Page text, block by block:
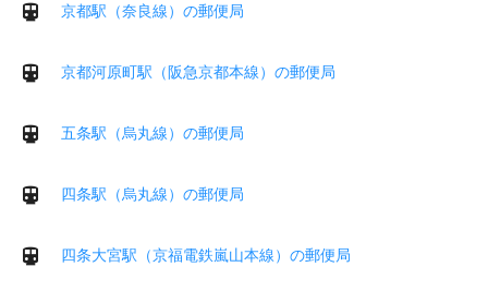
京都駅（奈良線）の郵便局
京都河原町駅（阪急京都本線）の郵便局
五条駅（烏丸線）の郵便局
四条駅（烏丸線）の郵便局
四条大宮駅（京福電鉄嵐山本線）の郵便局